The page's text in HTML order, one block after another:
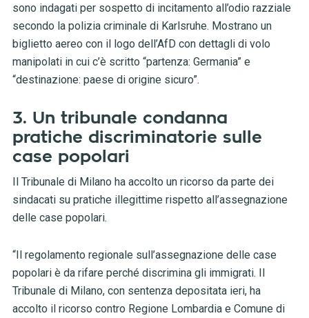
sono indagati per sospetto di incitamento all’odio razziale
secondo la polizia criminale di Karlsruhe. Mostrano un
biglietto aereo con il logo dell’AfD con dettagli di volo
manipolati in cui c’è scritto “partenza: Germania” e
“destinazione: paese di origine sicuro”.
3. Un tribunale condanna
pratiche discriminatorie sulle
case popolari
Il Tribunale di Milano ha accolto un ricorso da parte dei
sindacati su pratiche illegittime rispetto all’assegnazione
delle case popolari.
“Il regolamento regionale sull’assegnazione delle case
popolari è da rifare perché discrimina gli immigrati. Il
Tribunale di Milano, con sentenza depositata ieri, ha
accolto il ricorso contro Regione Lombardia e Comune di